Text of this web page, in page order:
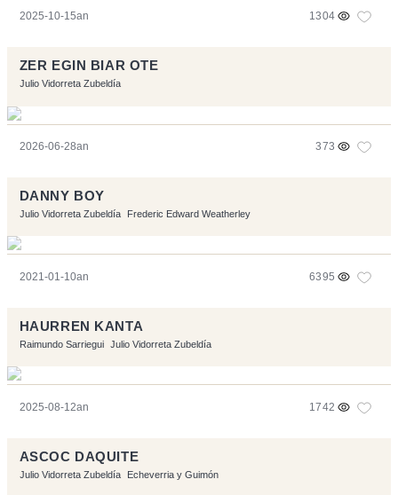
2025-10-15an 1304
ZER EGIN BIAR OTE
Julio Vidorreta Zubeldía
2026-06-28an 373
DANNY BOY
Julio Vidorreta Zubeldía Frederic Edward Weatherley
2021-01-10an 6395
HAURREN KANTA
Raimundo Sarriegui Julio Vidorreta Zubeldía
2025-08-12an 1742
ASCOC DAQUITE
Julio Vidorreta Zubeldía Echeverria y Guimón